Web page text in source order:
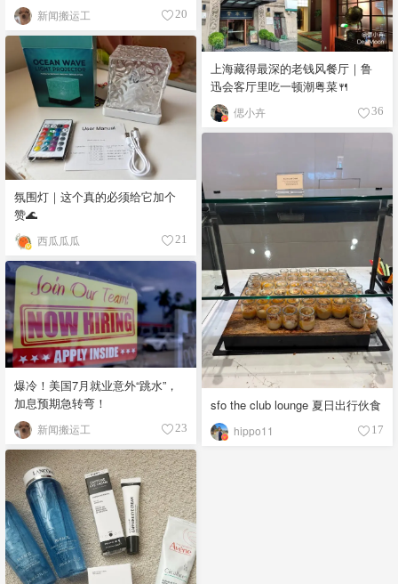
新闻搬运工 20
上海藏得最深的老钱风餐厅｜鲁
迅会客厅里吃一顿潮粤菜🍴
偲小卉 36
氛围灯｜这个真的必须给它加个
赞🌊
西瓜瓜瓜 21
sfo the club lounge 夏日出行伙食
hippo11 17
爆冷！美国7月就业意外“跳水”，
加息预期急转弯！
新闻搬运工 23